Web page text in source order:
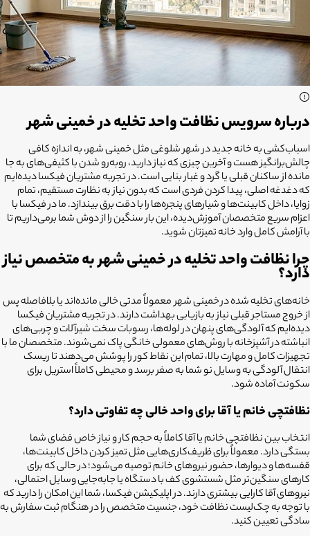
درباره سرویس نظافت واحد تخلیه در خمینی شهر
اسباب‌کشی به خانه جدید در شهر شلوغی مثل خمینی شهر، به اندازه کافی
چالش‌برانگیز هست و آخرین چیزی که نیاز دارید، روبه‌رو شدن با کثیفی‌های به جا
مانده از ساکنان قبلی یا گرد و غبار بنایی است. در تجربه مشتریان فیکسا دیده‌ایم
که دغدغه اصلی، پیدا کردن فردی است که بدون نیاز به نظارت مستقیم، تمام
زوایا، داخل کابینت‌ها و شیارهای پنجره‌ها را با دقت برق بیندازد. ما در فیکسا با
اعزام سریع متخصصان آموزش‌دیده، این بار سنگین را از دوش شما برمی‌داریم تا
با آرامش کامل وارد خانه تمیزتان شوید.
چرا نظافت واحد تخلیه در خمینی شهر به متخصص نیاز
دارد؟
خانه‌های تخلیه شده درخمینی شهرمعمولاً مدتی خالی مانده‌اند یا بلافاصله پس
از خروج مستاجر قبلی نیاز به بازیابی بهداشت دارند. در تجربه مشتریان فیکسا
دیده‌ایم که آلودگی‌های پنهان در لوله‌ها، رسوبات سخت شیرآلات و چربی‌های
انباشته در آشپزخانه با روش‌های معمولی خانگی پاک نمی‌شوند. متخصصان ما با
تجهیزات کامل و مهارت بالا، تمام این نقاط کور را پوشش می‌دهند تا ریسک
انتقال آلودگی به وسایل نو شما به صفر برسد و محیطی کاملاً استریل برای
سکونت آماده شود.
نظافتچی خانم یا آقا برای واحد خالی چه تفاوتی دارد؟
انتخاب بین نظافتچی خانم یا آقا کاملاً به حجم کار و نیاز خاص فضای شما
بستگی دارد. معمولاً برای ظریف‌کاری‌هایی مثل تمیز کردن داخل کابینت‌ها،
قفسه‌ها و دیوارها، حضور نیروهای خانم توصیه می‌شود؛ در حالی که برای
کارهای سنگین‌تر مثل شستشوی کف با دستگاه یا جابه‌جایی وسایل احتمالی،
نیروهای آقا کارایی بیشتری دارند. در اپلیکیشن فیکسا، شما این امکان را دارید که
با توجه به چک‌لیست نظافت خود، جنسیت متخصص را در هنگام ثبت سفارش به
سادگی تعیین کنید.